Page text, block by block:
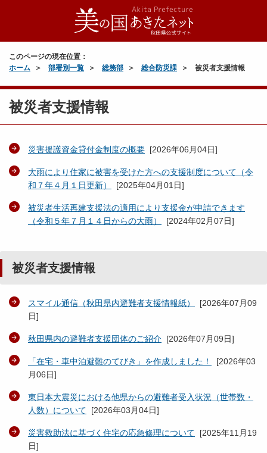
このページの現在位置：
ホーム
部署別一覧 総務部 総合防災課 被災者支援情報
被災者支援情報
災害援護資金貸付金制度の概要 [2026年06月04日]
大雨により住家に被害を受けた方への支援制度について（令
和７年４月１日更新）
[2025年04月01日]
被災者生活再建支援法の適用により支援金が申請できます
（令和５年７月１４日からの大雨）
[2024年02月07日]
被災者支援情報
スマイル通信（秋田県内避難者支援情報紙） [2026年07月09
日]
秋田県内の避難者支援団体のご紹介 [2026年07月09日]
「在宅・車中泊避難のてびき」を作成しました！ [2026年03
月06日]
東日本大震災における他県からの避難者受入状況（世帯数・
人数）について [2026年03月04日]
災害救助法に基づく住宅の応急修理について [2025年11月19
日]